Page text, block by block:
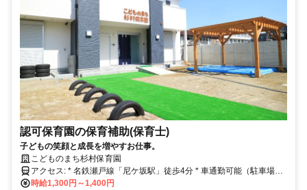
認可保育園の保育補助(保育士)
子どもの笑顔と成長を増やすお仕事。
こどものまち杉村保育園
アクセス: * 名鉄瀬戸線「尼ケ坂駅」徒歩4分 * 車通勤可能（駐車場は
自己負担）
時給1,300円～1,400円